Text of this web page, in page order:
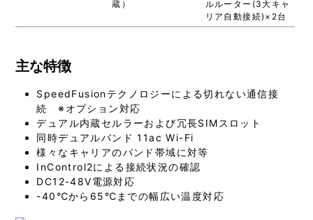
蔵）
ルルーター(3大キャ
リア自動接続)×2台
主な特徴
SpeedFusionテクノロジーによる切れない通信接
続 ※オプション対応
デュアル内蔵セルラーおよび冗長SIMスロット
同時デュアルバンド 11ac Wi-Fi
様々なキャリアのバンド帯域に対等
InControl2による接続状況の確認
DC12-48V電源対応
-40℃から65℃までの幅広い温度対応